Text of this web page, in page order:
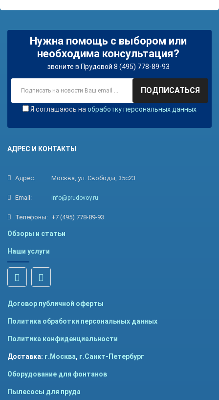
Нужна помощь с выбором или
необходима консультация?
звоните в Прудовой 8 (495) 778-89-93
ПОДПИСАТЬСЯ
Я соглашаюсь на обработку персональных данных
АДРЕС И КОНТАКТЫ
Адрес: Москва, ул. Свободы, 35с23
Email: info@prudovoy.ru
Телефоны: +7 (495) 778-89-93
Обзоры и статьи
Наши услуги
Договор публичной оферты
Политика обработки персональных данных
Политика конфиденциальности
Доставка: г.Москва, г.Санкт-Петербург
Оборудование для фонтанов
Пылесосы для пруда